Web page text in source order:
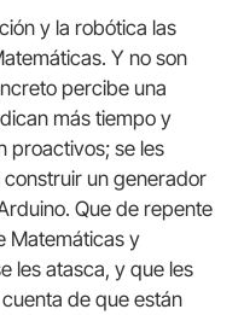
y la robótica las
Y no son
percibe una
más tiempo y
proactivos; se les
un generador
Que de repente
Matemáticas y
les atasca, y que les
de que están